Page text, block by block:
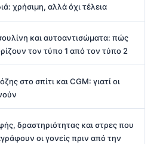
χρήσιμη, αλλά όχι τέλεια
και αυτοαντισώματα: πώς
τον τύπο 1 από τον τύπο 2
στο σπίτι και CGM: γιατί οι
δραστηριότητας και στρες που
οι γονείς πριν από την